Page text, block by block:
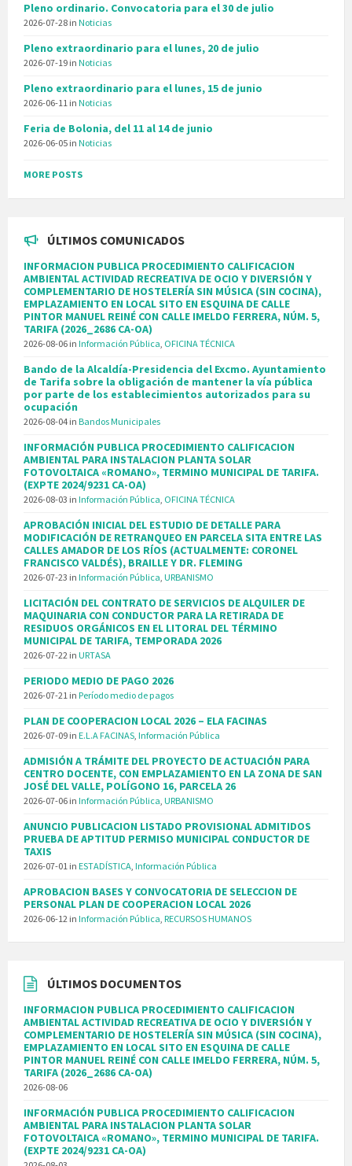
Pleno ordinario. Convocatoria para el 30 de julio
2026-07-28 in Noticias
Pleno extraordinario para el lunes, 20 de julio
2026-07-19 in Noticias
Pleno extraordinario para el lunes, 15 de junio
2026-06-11 in Noticias
Feria de Bolonia, del 11 al 14 de junio
2026-06-05 in Noticias
MORE POSTS
ÚLTIMOS COMUNICADOS
INFORMACION PUBLICA PROCEDIMIENTO CALIFICACION
AMBIENTAL ACTIVIDAD RECREATIVA DE OCIO Y DIVERSIÓN Y
COMPLEMENTARIO DE HOSTELERÍA SIN MÚSICA (SIN COCINA),
EMPLAZAMIENTO EN LOCAL SITO EN ESQUINA DE CALLE
PINTOR MANUEL REINÉ CON CALLE IMELDO FERRERA, NÚM. 5,
TARIFA (2026_2686 CA-OA)
2026-08-06 in Información Pública, OFICINA TÉCNICA
Bando de la Alcaldía-Presidencia del Excmo. Ayuntamiento
de Tarifa sobre la obligación de mantener la vía pública
por parte de los establecimientos autorizados para su
ocupación
2026-08-04 in Bandos Municipales
INFORMACIÓN PUBLICA PROCEDIMIENTO CALIFICACION
AMBIENTAL PARA INSTALACION PLANTA SOLAR
FOTOVOLTAICA «ROMANO», TERMINO MUNICIPAL DE TARIFA.
(EXPTE 2024/9231 CA-OA)
2026-08-03 in Información Pública, OFICINA TÉCNICA
APROBACIÓN INICIAL DEL ESTUDIO DE DETALLE PARA
MODIFICACIÓN DE RETRANQUEO EN PARCELA SITA ENTRE LAS
CALLES AMADOR DE LOS RÍOS (ACTUALMENTE: CORONEL
FRANCISCO VALDÉS), BRAILLE Y DR. FLEMING
2026-07-23 in Información Pública, URBANISMO
LICITACIÓN DEL CONTRATO DE SERVICIOS DE ALQUILER DE
MAQUINARIA CON CONDUCTOR PARA LA RETIRADA DE
RESIDUOS ORGÁNICOS EN EL LITORAL DEL TÉRMINO
MUNICIPAL DE TARIFA, TEMPORADA 2026
2026-07-22 in URTASA
PERIODO MEDIO DE PAGO 2026
2026-07-21 in Período medio de pagos
PLAN DE COOPERACION LOCAL 2026 – ELA FACINAS
2026-07-09 in E.L.A FACINAS, Información Pública
ADMISIÓN A TRÁMITE DEL PROYECTO DE ACTUACIÓN PARA
CENTRO DOCENTE, CON EMPLAZAMIENTO EN LA ZONA DE SAN
JOSÉ DEL VALLE, POLÍGONO 16, PARCELA 26
2026-07-06 in Información Pública, URBANISMO
ANUNCIO PUBLICACION LISTADO PROVISIONAL ADMITIDOS
PRUEBA DE APTITUD PERMISO MUNICIPAL CONDUCTOR DE
TAXIS
2026-07-01 in ESTADÍSTICA, Información Pública
APROBACION BASES Y CONVOCATORIA DE SELECCION DE
PERSONAL PLAN DE COOPERACION LOCAL 2026
2026-06-12 in Información Pública, RECURSOS HUMANOS
ÚLTIMOS DOCUMENTOS
INFORMACION PUBLICA PROCEDIMIENTO CALIFICACION
AMBIENTAL ACTIVIDAD RECREATIVA DE OCIO Y DIVERSIÓN Y
COMPLEMENTARIO DE HOSTELERÍA SIN MÚSICA (SIN COCINA),
EMPLAZAMIENTO EN LOCAL SITO EN ESQUINA DE CALLE
PINTOR MANUEL REINÉ CON CALLE IMELDO FERRERA, NÚM. 5,
TARIFA (2026_2686 CA-OA)
2026-08-06
INFORMACIÓN PUBLICA PROCEDIMIENTO CALIFICACION
AMBIENTAL PARA INSTALACION PLANTA SOLAR
FOTOVOLTAICA «ROMANO», TERMINO MUNICIPAL DE TARIFA.
(EXPTE 2024/9231 CA-OA)